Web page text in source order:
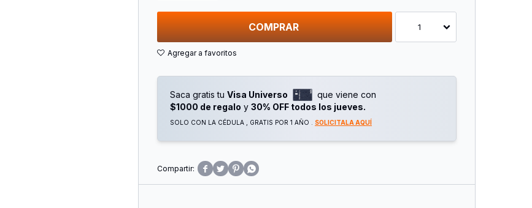
COMPRAR 1
Saca gratis tu Visa Universo
que viene con
$1000 de regalo y 30% OFF todos los jueves.
SOLO CON LA CÉDULA , GRATIS POR 1 AÑO . SOLICITALA AQUÍ
   